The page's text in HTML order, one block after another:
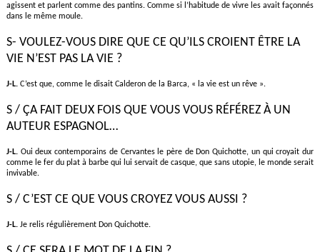
agissent et parlent comme des pantins. Comme si l’habitude de vivre les avait façonnés
dans le même moule.
S- VOULEZ-VOUS DIRE QUE CE QU’ILS CROIENT ÊTRE LA
VIE N’EST PAS LA VIE ?
J-L.C’est que, comme le disait Calderon de la Barca, « la vie est un rêve ».
S / ÇA FAIT DEUX FOIS QUE VOUS VOUS RÉFÉREZ À UN
AUTEUR ESPAGNOL…
J-L.Oui deux contemporains de Cervantes le père de Don Quichotte, un qui croyait dur
comme le fer du plat à barbe qui lui servait de casque, que sans utopie, le monde serait
invivable.
S / C’EST CE QUE VOUS CROYEZ VOUS AUSSI ?
J-L.Je relis régulièrement Don Quichotte.